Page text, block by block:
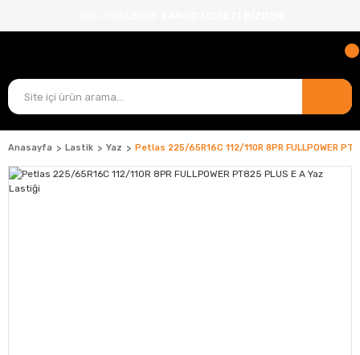
Anasayfa Lastik Yaz Petlas 225/65R16C 112/110R 8PR FULLPOWER